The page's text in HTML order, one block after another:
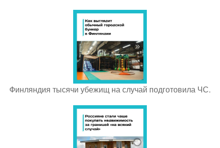
Финляндия тысячи убежищ на случай подготовила ЧС.